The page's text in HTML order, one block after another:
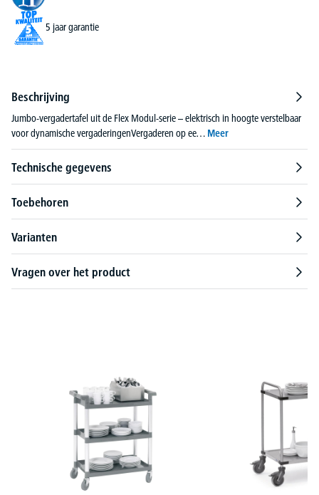
5 jaar garantie
Beschrijving
Jumbo-vergadertafel uit de Flex Modul-serie – elektrisch in hoogte verstelbaar
voor dynamische vergaderingenVergaderen op ee… Meer
Technische gegevens
Toebehoren
Varianten
Vragen over het product